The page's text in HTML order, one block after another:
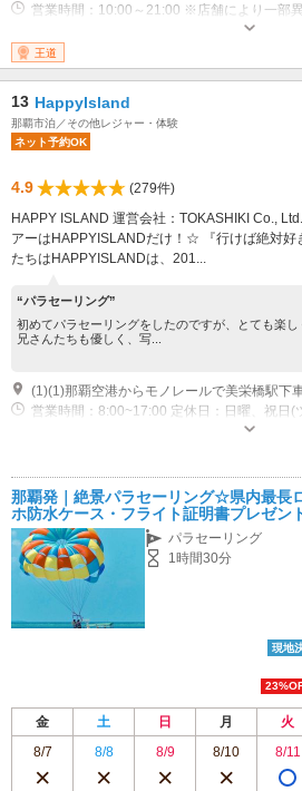
営業時間：10:00～21:00 ※店舗により一部
王道
13 HappyIsland
那覇市泊／その他レジャー・体験
ネット予約OK
4.9
(279件)
HAPPY ISLAND 運営会社：TOKASHIKI Co.,
アーはHAPPYISLANDだけ！☆ 『行けば絶対好
たちはHAPPYISLANDは、201...
“パラセーリング”
初めてパラセーリングをしたのですが、とても楽
兄さんたちも優しく、写...
営業時間：8:00~17:00 定休日：日曜、祝日(
那覇発｜絶景パラセーリング☆県内最長
ホ防水ケース・フライト証明書プレゼ
り
パラセーリング
1時間30分
現地
金 土 日 月 火
8/7
8/8 8/9 8/10 8/11